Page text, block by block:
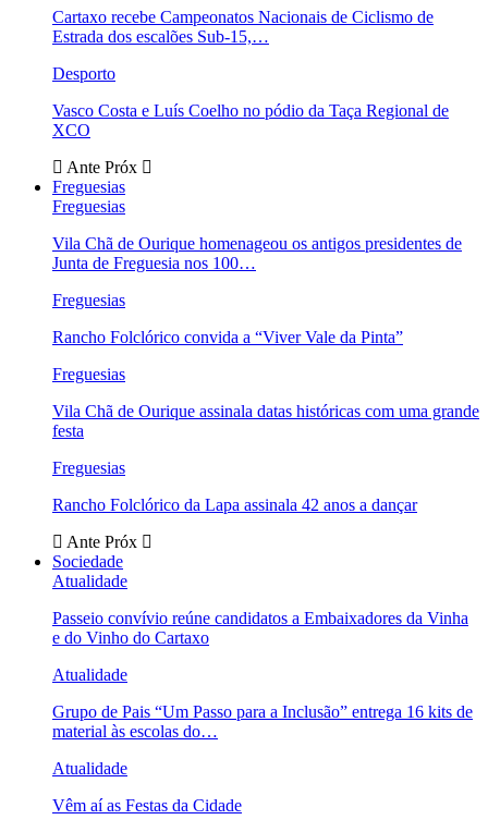
Cartaxo recebe Campeonatos Nacionais de Ciclismo de
Estrada dos escalões Sub-15,…
Desporto
Vasco Costa e Luís Coelho no pódio da Taça Regional de
XCO
Ante Próx
Freguesias
Freguesias
Vila Chã de Ourique homenageou os antigos presidentes de
Junta de Freguesia nos 100…
Freguesias
Rancho Folclórico convida a “Viver Vale da Pinta”
Freguesias
Vila Chã de Ourique assinala datas históricas com uma grande
festa
Freguesias
Rancho Folclórico da Lapa assinala 42 anos a dançar
Ante Próx
Sociedade
Atualidade
Passeio convívio reúne candidatos a Embaixadores da Vinha
e do Vinho do Cartaxo
Atualidade
Grupo de Pais “Um Passo para a Inclusão” entrega 16 kits de
material às escolas do…
Atualidade
Vêm aí as Festas da Cidade